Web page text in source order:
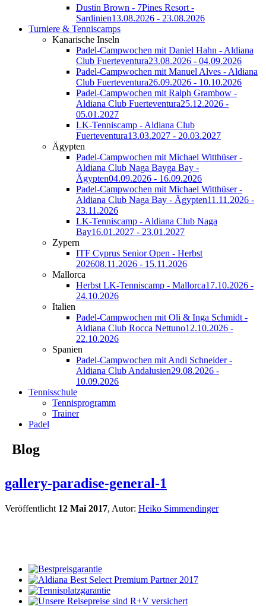
Dustin Brown - 7Pines Resort -
Sardinien13.08.2026 - 23.08.2026
Turniere & Tenniscamps
Kanarische Inseln
Padel-Campwochen mit Daniel Hahn - Aldiana
Club Fuerteventura23.08.2026 - 04.09.2026
Padel-Campwochen mit Manuel Alves - Aldiana
Club Fuerteventura26.09.2026 - 10.10.2026
Padel-Campwochen mit Ralph Grambow -
Aldiana Club Fuerteventura25.12.2026 -
05.01.2027
LK-Tenniscamp - Aldiana Club
Fuerteventura13.03.2027 - 20.03.2027
Ägypten
Padel-Campwochen mit Michael Witthüser -
Aldiana Club Naga Bayga Bay -
Ägypten04.09.2026 - 16.09.2026
Padel-Campwochen mit Michael Witthüser -
Aldiana Club Naga Bay - Ägypten11.11.2026 -
23.11.2026
LK-Tenniscamp - Aldiana Club Naga
Bay16.01.2027 - 23.01.2027
Zypern
ITF Cyprus Senior Open - Herbst
202608.11.2026 - 15.11.2026
Mallorca
Herbst LK-Tenniscamp - Mallorca17.10.2026 -
24.10.2026
Italien
Padel-Campwochen mit Oli & Inga Schmidt -
Aldiana Club Rocca Nettuno12.10.2026 -
22.10.2026
Spanien
Padel-Campwochen mit Andi Schneider -
Aldiana Club Andalusien29.08.2026 -
10.09.2026
Tennisschule
Tennisprogramm
Trainer
Padel
Blog
gallery-paradise-general-1
Veröffentlicht 12 Mai 2017, Autor: Heiko Simmendinger